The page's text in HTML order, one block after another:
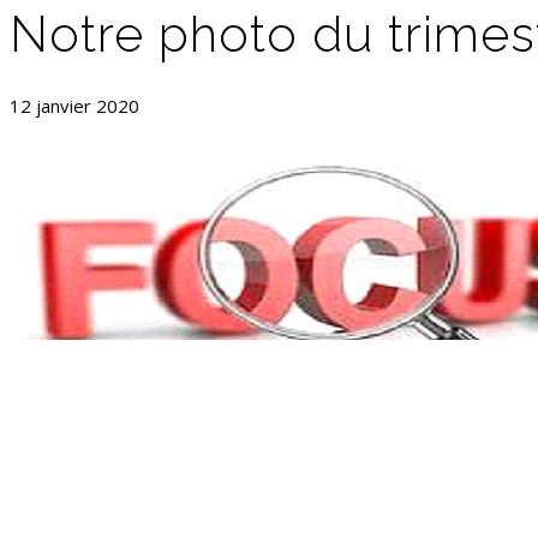
Notre photo du
12 janvier 2020